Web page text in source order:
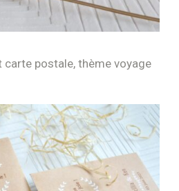
postale, thème voyage